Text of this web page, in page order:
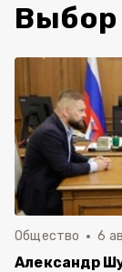
Выбор
Общество 6
Александр